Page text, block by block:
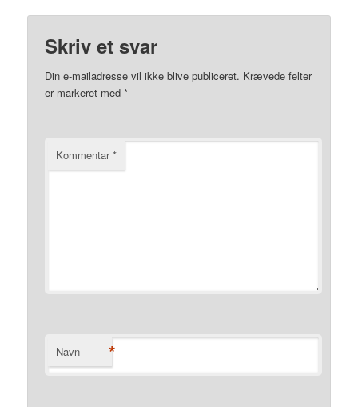
Skriv et svar
Din e-mailadresse vil ikke blive publiceret. Krævede felter
er markeret med*
Kommentar*
Navn *